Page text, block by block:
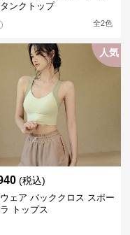
ンクトップ
全2色
人気
(税込)
ェア バッククロス スポー
トップス